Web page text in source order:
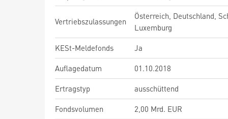
Vertriebszulassungen
Österreich, Deutschland,
Luxemburg
KESt-Meldefonds
Ja
Auflagedatum
01.10.2018
Ertragstyp
ausschüttend
Fondsvolumen
2,00 Mrd. EUR